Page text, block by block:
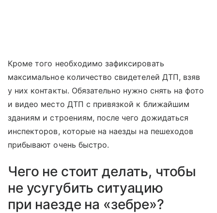
Кроме того необходимо зафиксировать
максимальное количество свидетелей ДТП, взяв
у них контакты. Обязательно нужно снять на фото
и видео место ДТП с привязкой к ближайшим
зданиям и строениям, после чего дожидаться
инспекторов, которые на наезды на пешеходов
прибывают очень быстро.
Чего не стоит делать, чтобы
не усугубить ситуацию
при наезде на «зебре»?